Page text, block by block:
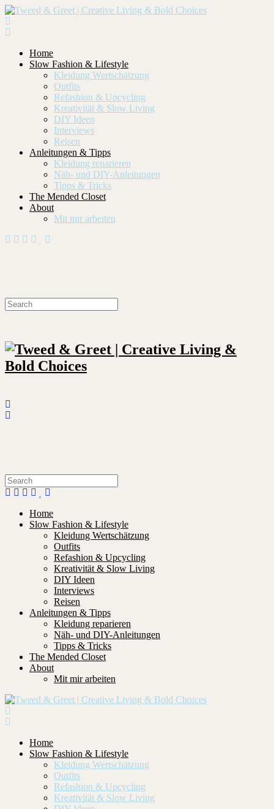
Home
Slow Fashion & Lifestyle
Kleidung Wertschätzung
Outfits
Refashion & Upcycling
Kreativität & Slow Living
DIY Ideen
Interviews
Reisen
Anleitungen & Tipps
Kleidung reparieren
Näh- und DIY-Anleitungen
Tipps & Tricks
The Mended Closet
About
Mit mir arbeiten
Home
Slow Fashion & Lifestyle
Kleidung Wertschätzung
Outfits
Refashion & Upcycling
Kreativität & Slow Living
DIY Ideen
Interviews
Reisen
Anleitungen & Tipps
Kleidung reparieren
Näh- und DIY-Anleitungen
Tipps & Tricks
The Mended Closet
About
Mit mir arbeiten
Home
Slow Fashion & Lifestyle
Kleidung Wertschätzung
Outfits
Refashion & Upcycling
Kreativität & Slow Living